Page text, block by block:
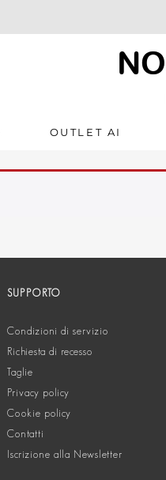
NO
OUTLET AI
SUPPORTO
Condizioni di servizio
Richiesta di recesso
Taglie
Privacy policy
Cookie policy
Contatti
Iscrizione alla Newsletter